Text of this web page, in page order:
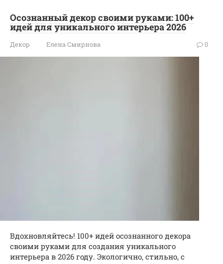
Осознанный декор своими руками: 100+
идей для уникального интерьера 2026
Декор Елена Смирнова 0
Вдохновляйтесь! 100+ идей осознанного декора
своими руками для создания уникального
интерьера в 2026 году. Экологично, стильно, с